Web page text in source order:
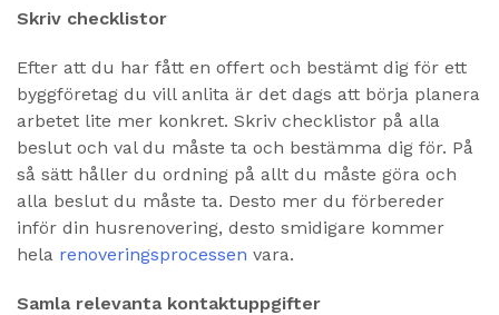
Skriv checklistor
Efter att du har fått en offert och bestämt dig för ett
byggföretag du vill anlita är det dags att börja planera
arbetet lite mer konkret. Skriv checklistor på alla
beslut och val du måste ta och bestämma dig för. På
så sätt håller du ordning på allt du måste göra och
alla beslut du måste ta. Desto mer du förbereder
inför din husrenovering, desto smidigare kommer
hela renoveringsprocessen vara.
Samla relevanta kontaktuppgifter